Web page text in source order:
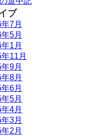
ブ
7月
5月
1月
11月
9月
8月
6月
5月
4月
3月
2月